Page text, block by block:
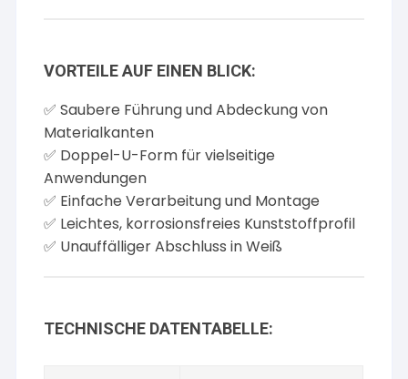
VORTEILE AUF EINEN BLICK:
✅ Saubere Führung und Abdeckung von
Materialkanten
✅ Doppel-U-Form für vielseitige
Anwendungen
✅ Einfache Verarbeitung und Montage
✅ Leichtes, korrosionsfreies Kunststoffprofil
✅ Unauffälliger Abschluss in Weiß
TECHNISCHE DATENTABELLE: